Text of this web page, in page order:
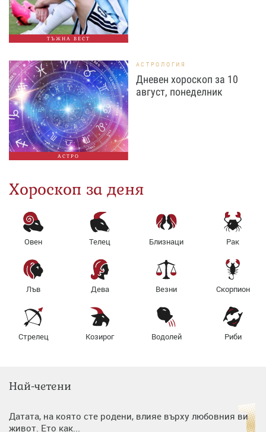
ТЪЖНА ВЕСТ
АСТРО
АСТРОЛОГИЯ
Дневен хороскоп за 10
август, понеделник
Хороскоп за деня
Овен Телец Близнаци Рак
Лъв Дева Везни Скорпион
Стрелец Козирог Водолей Риби
Най-четени
Датата, на която сте родени, влияе върху любовния ви
живот. Ето как...